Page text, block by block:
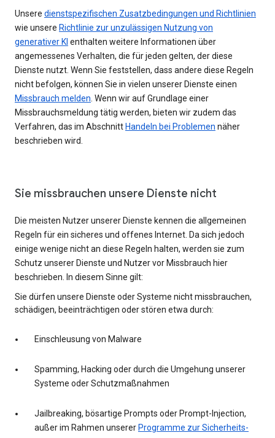
Unsere dienstspezifischen Zusatzbedingungen und Richtlinien
wie unsere Richtlinie zur unzulässigen Nutzung von
generativer KI enthalten weitere Informationen über
angemessenes Verhalten, die für jeden gelten, der diese
Dienste nutzt. Wenn Sie feststellen, dass andere diese Regeln
nicht befolgen, können Sie in vielen unserer Dienste einen
Missbrauch melden. Wenn wir auf Grundlage einer
Missbrauchsmeldung tätig werden, bieten wir zudem das
Verfahren, das im Abschnitt Handeln bei Problemen näher
beschrieben wird.
Sie missbrauchen unsere Dienste nicht
Die meisten Nutzer unserer Dienste kennen die allgemeinen
Regeln für ein sicheres und offenes Internet. Da sich jedoch
einige wenige nicht an diese Regeln halten, werden sie zum
Schutz unserer Dienste und Nutzer vor Missbrauch hier
beschrieben. In diesem Sinne gilt:
Sie dürfen unsere Dienste oder Systeme nicht missbrauchen,
schädigen, beeinträchtigen oder stören etwa durch:
Einschleusung von Malware
Spamming, Hacking oder durch die Umgehung unserer
Systeme oder Schutzmaßnahmen
Jailbreaking, bösartige Prompts oder Prompt-Injection,
außer im Rahmen unserer Programme zur Sicherheits-